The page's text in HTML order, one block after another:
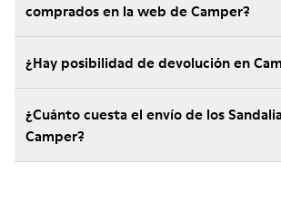
comprados en la web de Camper?
¿Hay posibilidad de devolución en
¿Cuánto cuesta el envío de los
Camper?